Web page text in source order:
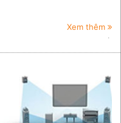
Xem thêm